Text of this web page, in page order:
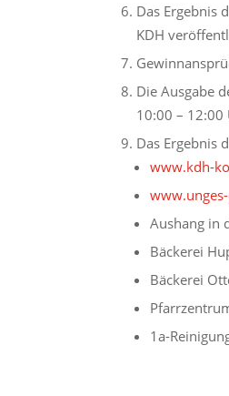
Das Ergebnis
KDH
Die Ausgabe
10:00 – 12:00
Das Ergebnis
www.kdh-
Aushang in
Bäckerei
Bäckerei
1a-